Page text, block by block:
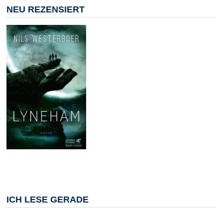
NEU REZENSIERT
ICH LESE GERADE